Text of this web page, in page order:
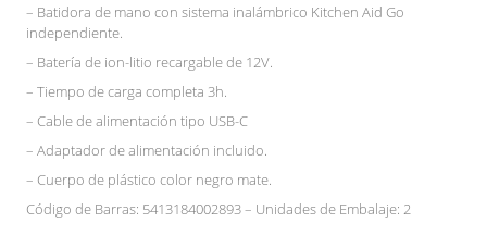
– Batidora de mano con sistema inalámbrico Kitchen Aid Go
independiente.
– Batería de ion-litio recargable de 12V.
– Tiempo de carga completa 3h.
– Cable de alimentación tipo USB-C
– Adaptador de alimentación incluido.
– Cuerpo de plástico color negro mate.
Código de Barras: 5413184002893 – Unidades de Embalaje: 2